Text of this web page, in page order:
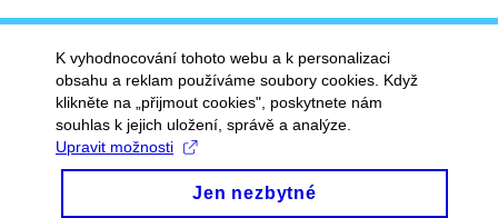
K vyhodnocování tohoto webu a k personalizaci
obsahu a reklam používáme soubory cookies. Když
klikněte na „přijmout cookies", poskytnete nám
souhlas k jejich uložení, správě a analýze.
Upravit možnosti
Jen nezbytné